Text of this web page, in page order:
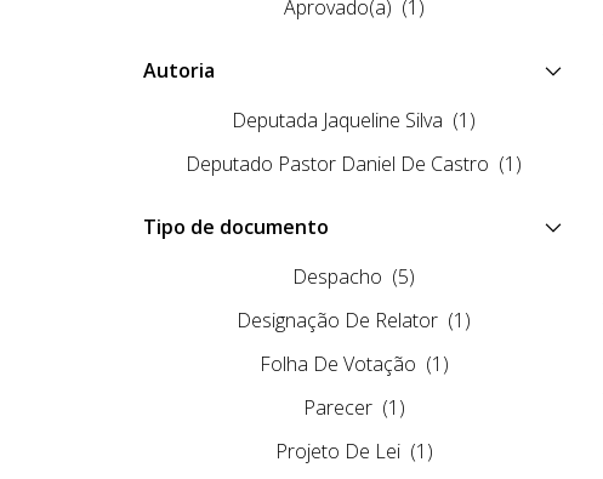
Aprovado(a) (1)
Autoria
Deputada Jaqueline Silva (1)
Deputado Pastor Daniel De Castro (1)
Tipo de documento
Despacho (5)
Designação De Relator (1)
Folha De Votação (1)
Parecer (1)
Projeto De Lei (1)